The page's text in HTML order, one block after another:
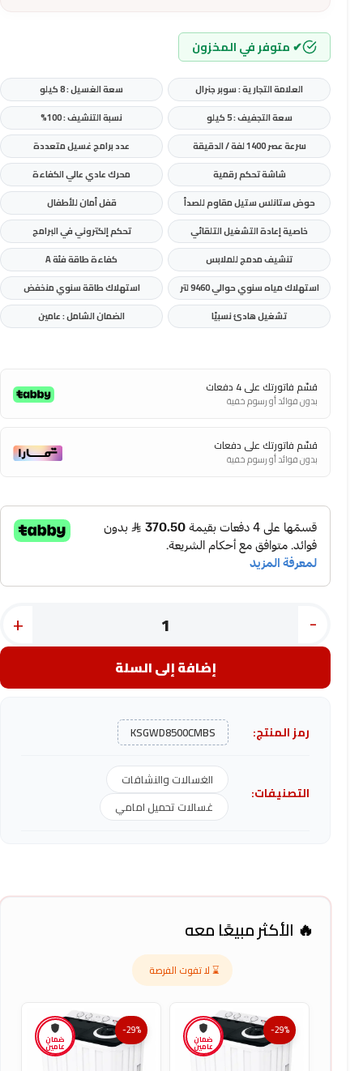
✔ متوفر في المخزون
العلامة التجارية : سوبر جنرال
سعة الغسيل : 8 كيلو
سعة التجفيف : 5 كيلو
نسبة التنشيف : 100%
سرعة عصر 1400 لفة / الدقيقة
عدد برامج غسيل متعددة
شاشة تحكم رقمية
محرك عادي عالي الكفاءة
حوض ستانلس ستيل مقاوم للصدأ
قفل أمان للأطفال
خاصية إعادة التشغيل التلقائي
تحكم إلكتروني في البرامج
تنشيف مدمج للملابس
كفاءة طاقة فئة A
استهلاك مياه سنوي حوالي 9460 لتر
استهلاك طاقة سنوي منخفض
تشغيل هادئ نسبيًا
الضمان الشامل : عامين
قسّم فاتورتك على 4 دفعات
بدون فوائد أو رسوم خفية
قسّم فاتورتك على دفعات
بدون فوائد أو رسوم خفية
-
+
إضافة إلى السلة
رمز المنتج: KSGWD8500CMBS
التصنيفات:
الغسالات والنشافات
غسالات تحميل امامي
🔥 الأكثر مبيعًا معه
⌛ لا تفوت الفرصة
ضمان
عامين
-29%
ضمان
عامين
-29%